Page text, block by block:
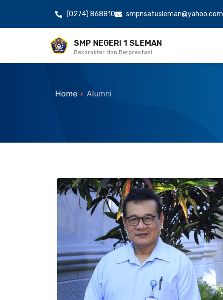
(0274) 868810 smpnsatusleman@yahoo.com
SMP NEGERI 1 SLEMAN
Bekarakter dan Berprestasi
Home » Alumni